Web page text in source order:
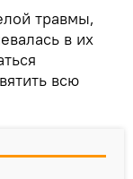
травмы,
в их
всю